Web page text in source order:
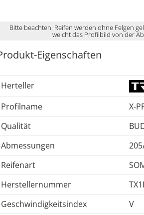
Bitte beachten: Reifen werden ohne Felgen
weicht das Profilbild von der
Eigenschaften
Herteller
Profilname
X-
Qualität
Abmessungen
Reifenart
Herstellernummer
Geschwindigkeitsindex
V